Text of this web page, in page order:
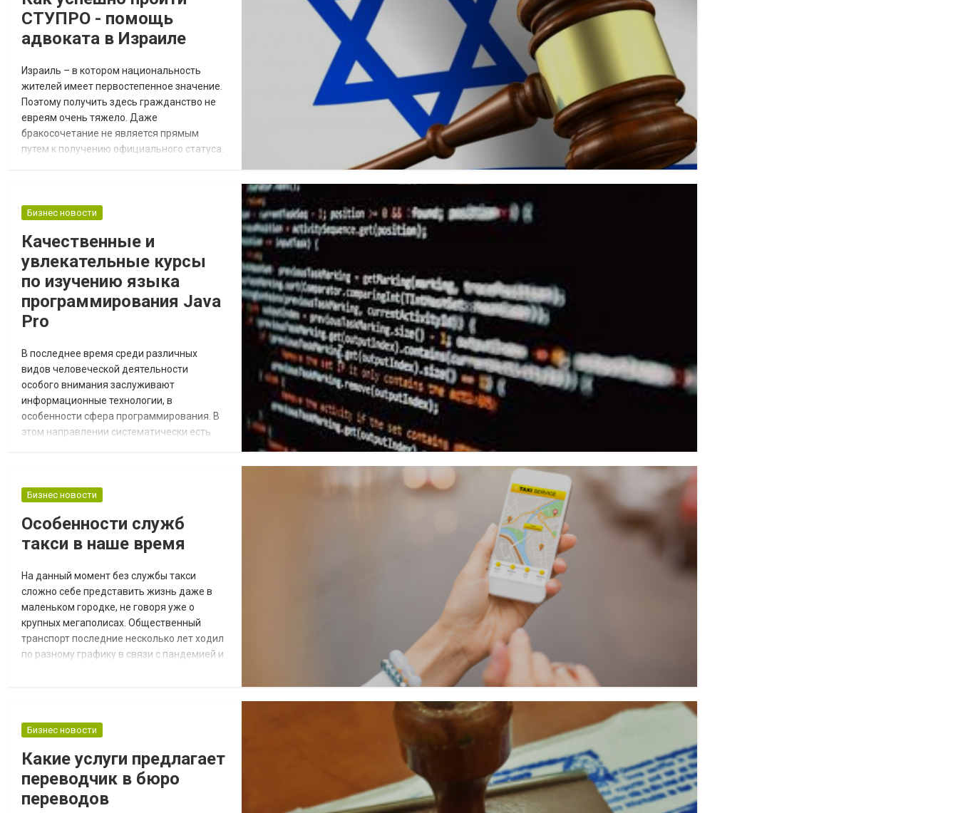
https://wortman-law.com/ofisy/advok...
СТУПРО - помощь
адвоката в Израиле
Израиль – в котором национальность
жителей имеет первостепенное значение.
Поэтому получить здесь гражданство не
евреям очень тяжело. Даже
бракосочетание не является прямым
путем к получению официального статуса.
проходить долгую сложную
легализации под названием СТУПРО
(https://pz-law.co.il/grazhdanstvo-i-status-v-
izra...
Бизнес новости
Качественные и
увлекательные курсы
по изучению языка
программирования Java
Pro
В последнее время среди различных
видов человеческой деятельности
особого внимания заслуживают
информационные технологии, в
особенности сфера программирования. В
этом направлении систематически есть
писать программное обеспечение и сайты.
изучение языков программирования,
среди которых особо внимания
Бизнес новости
Особенности служб
такси в наше время
На данный момент без службы такси
сложно себе представить жизнь даже в
маленьком городке, не говоря уже о
крупных мегаполисах. Общественный
транспорт последние несколько лет ходил
по разному графику в связи с пандемией и
плюсом такси является то, что оно
например, необхо...
Бизнес новости
Какие услуги предлагает
переводчик в бюро
переводов